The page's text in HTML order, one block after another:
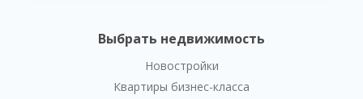
Выбрать недвижимость
Новостройки
Квартиры бизнес-класса